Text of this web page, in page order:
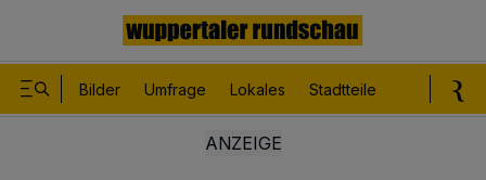
Bilder Umfrage Lokales Stadtteile